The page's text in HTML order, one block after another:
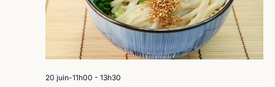
20 juin-11h00 - 13h30